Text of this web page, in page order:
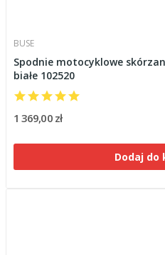
BUSE
Spodnie motocyklowe
białe 102520
1 369,00 zł
Dodaj do